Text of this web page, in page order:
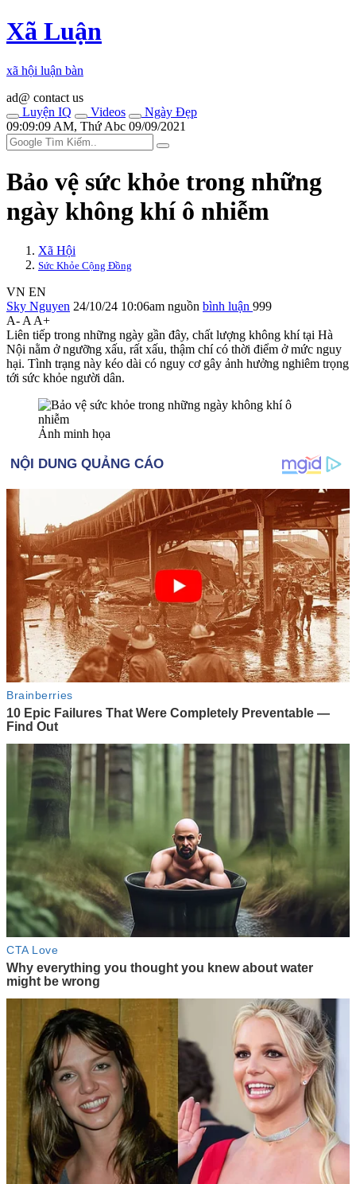
Xã Luận
xã hội luận bàn
ad@ contact us
Luyện IQ
Videos
Ngày Đẹp
09:09:09 AM, Thứ Abc 09/09/2021
Bảo vệ sức khỏe trong những
ngày không khí ô nhiễm
Xã Hội
Sức Khỏe Cộng Đồng
VN EN
Sky Nguyen 24/10/24 10:06am nguồn bình luận 999
A- A A+
Liên tiếp trong những ngày gần đây, chất lượng không khí tại Hà
Nội nằm ở ngưỡng xấu, rất xấu, thậm chí có thời điểm ở mức nguy
hại. Tình trạng này kéo dài có nguy cơ gây ảnh hưởng nghiêm trọng
tới sức khỏe người dân.
Ảnh minh họa